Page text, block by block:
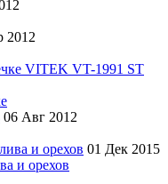
2012
06 Авг 2012
01 Дек 2015
и орехов